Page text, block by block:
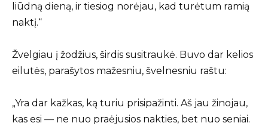
liūdną dieną, ir tiesiog norėjau, kad turėtum ramią
naktį.“
Žvelgiau į žodžius, širdis susitraukė. Buvo dar kelios
eilutės, parašytos mažesniu, švelnesniu raštu:
„Yra dar kažkas, ką turiu prisipažinti. Aš jau žinojau,
kas esi — ne nuo praėjusios nakties, bet nuo seniai.